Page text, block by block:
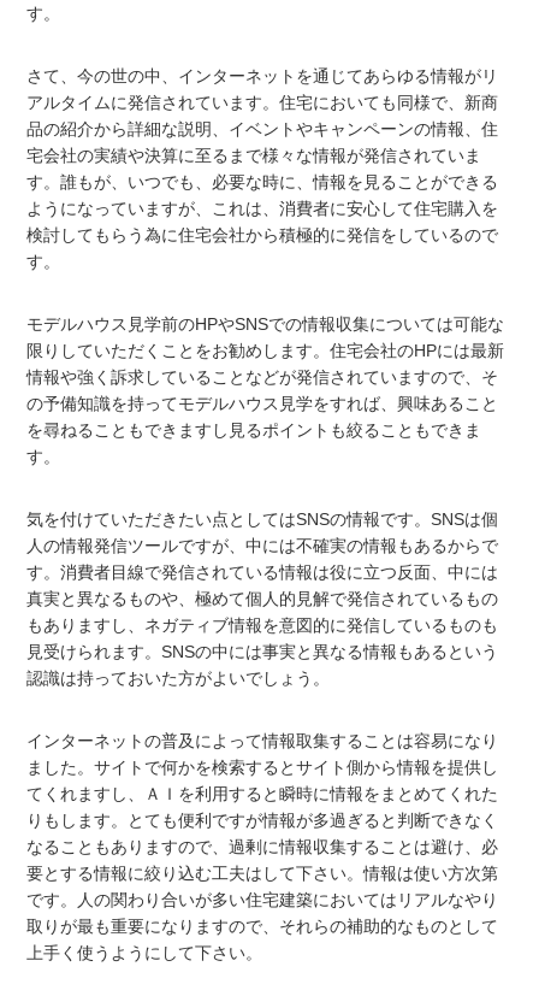
す。
さて、今の世の中、インターネットを通じてあらゆる情報がリ
アルタイムに発信されています。住宅においても同様で、新商
品の紹介から詳細な説明、イベントやキャンペーンの情報、住
宅会社の実績や決算に至るまで様々な情報が発信されていま
す。誰もが、いつでも、必要な時に、情報を見ることができる
ようになっていますが、これは、消費者に安心して住宅購入を
検討してもらう為に住宅会社から積極的に発信をしているので
す。
モデルハウス見学前のHPやSNSでの情報収集については可能な
限りしていただくことをお勧めします。住宅会社のHPには最新
情報や強く訴求していることなどが発信されていますので、そ
の予備知識を持ってモデルハウス見学をすれば、興味あること
を尋ねることもできますし見るポイントも絞ることもできま
す。
気を付けていただきたい点としてはSNSの情報です。SNSは個
人の情報発信ツールですが、中には不確実の情報もあるからで
す。消費者目線で発信されている情報は役に立つ反面、中には
真実と異なるものや、極めて個人的見解で発信されているもの
もありますし、ネガティブ情報を意図的に発信しているものも
見受けられます。SNSの中には事実と異なる情報もあるという
認識は持っておいた方がよいでしょう。
インターネットの普及によって情報取集することは容易になり
ました。サイトで何かを検索するとサイト側から情報を提供し
てくれますし、ＡＩを利用すると瞬時に情報をまとめてくれた
りもします。とても便利ですが情報が多過ぎると判断できなく
なることもありますので、過剰に情報収集することは避け、必
要とする情報に絞り込む工夫はして下さい。情報は使い方次第
です。人の関わり合いが多い住宅建築においてはリアルなやり
取りが最も重要になりますので、それらの補助的なものとして
上手く使うようにして下さい。